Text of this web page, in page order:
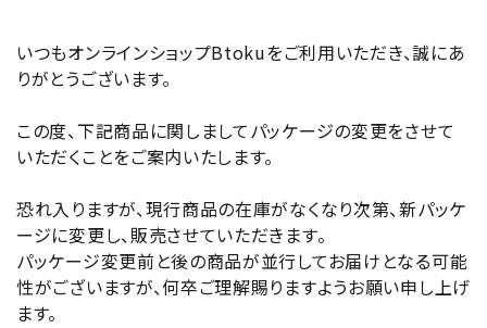
ガチ選部
特集
お知らせ
よくあるご質問
いつもオンラインショップBtokuをご利用いただき、誠にあ
りがとうございます。
この度、下記商品に関しましてパッケージの変更をさせて
いただくことをご案内いたします。
恐れ入りますが、現行商品の在庫がなくなり次第、新パッケ
ージに変更し、販売させていただきます。
パッケージ変更前と後の商品が並行してお届けとなる可能
性がございますが、何卒ご理解賜りますようお願い申し上げ
ます。